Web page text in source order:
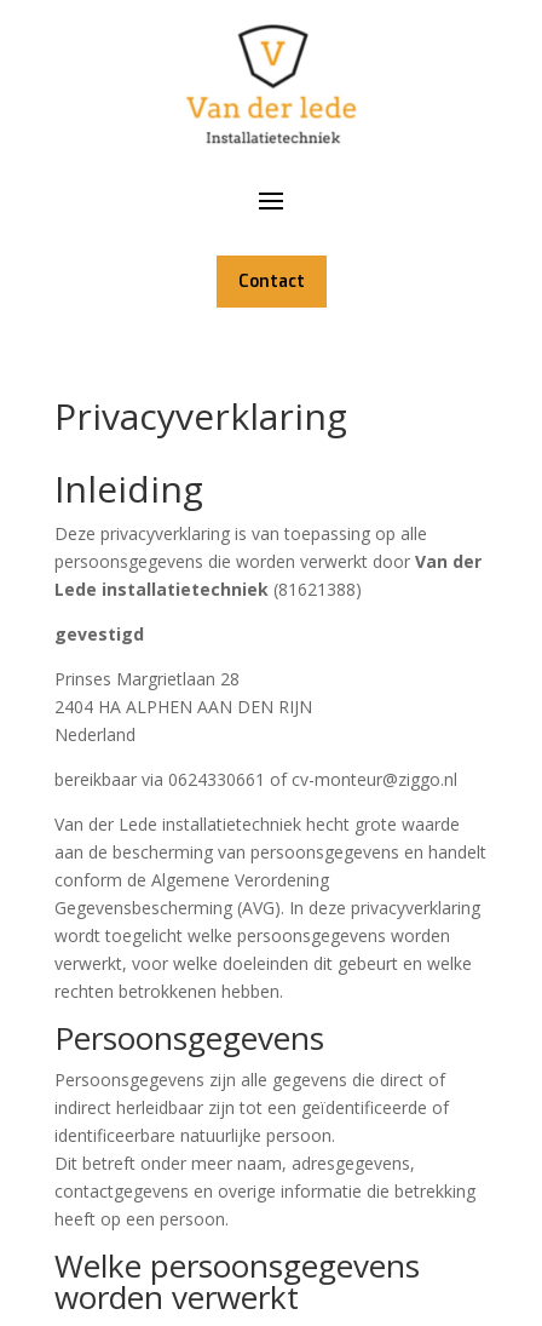
Contact
Privacyverklaring
Inleiding
Deze privacyverklaring is van toepassing op alle
persoonsgegevens die worden verwerkt door Van der
Lede installatietechniek(81621388)
gevestigd
Prinses Margrietlaan 28
2404 HA ALPHEN AAN DEN RIJN
Nederland
bereikbaar via 0624330661 of cv-monteur@ziggo.nl
Van der Lede installatietechniek hecht grote waarde
aan de bescherming van persoonsgegevens en handelt
conform de Algemene Verordening
Gegevensbescherming (AVG). In deze privacyverklaring
wordt toegelicht welke persoonsgegevens worden
verwerkt, voor welke doeleinden dit gebeurt en welke
rechten betrokkenen hebben.
Persoonsgegevens
Persoonsgegevens zijn alle gegevens die direct of
indirect herleidbaar zijn tot een geïdentificeerde of
identificeerbare natuurlijke persoon.
Dit betreft onder meer naam, adresgegevens,
contactgegevens en overige informatie die betrekking
heeft op een persoon.
Welke persoonsgegevens
worden verwerkt